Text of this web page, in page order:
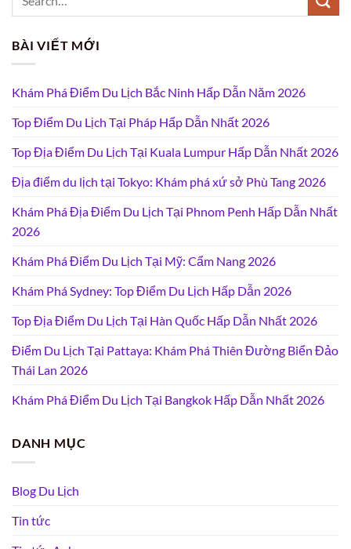
BÀI VIẾT MỚI
Khám Phá Điểm Du Lịch Bắc Ninh Hấp Dẫn Năm 2026
Top Điểm Du Lịch Tại Pháp Hấp Dẫn Nhất 2026
Top Địa Điểm Du Lịch Tại Kuala Lumpur Hấp Dẫn Nhất 2026
Địa điểm du lịch tại Tokyo: Khám phá xứ sở Phù Tang 2026
Khám Phá Địa Điểm Du Lịch Tại Phnom Penh Hấp Dẫn Nhất
2026
Khám Phá Điểm Du Lịch Tại Mỹ: Cẩm Nang 2026
Khám Phá Sydney: Top Điểm Du Lịch Hấp Dẫn 2026
Top Địa Điểm Du Lịch Tại Hàn Quốc Hấp Dẫn Nhất 2026
Điểm Du Lịch Tại Pattaya: Khám Phá Thiên Đường Biển Đảo
Thái Lan 2026
Khám Phá Điểm Du Lịch Tại Bangkok Hấp Dẫn Nhất 2026
DANH MỤC
Blog Du Lịch
Tin tức